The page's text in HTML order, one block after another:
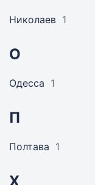
Николаев 1
О
Одесса 1
П
Полтава 1
Х